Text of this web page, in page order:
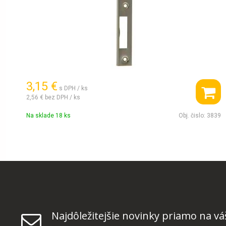
3,15 € s DPH / ks
2,56 € bez DPH / ks
Na sklade 18 ks Obj. čislo: 3839
Najdôležitejšie novinky priamo na